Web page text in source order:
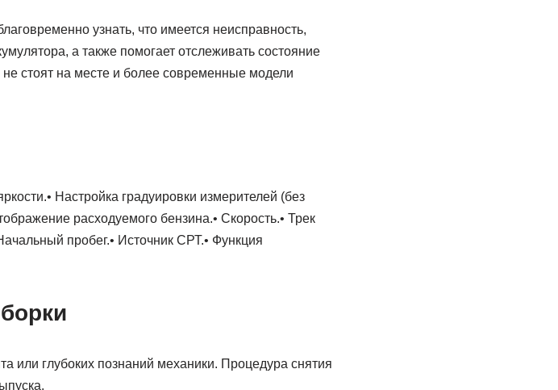
узнать, что имеется неисправность,
а также помогает отслеживать состояние
стоят на месте и более современные модели
Настройка градуировки измерителей (без
расходуемого бензина.• Скорость.• Трек
пробег.• Источник СРТ.• Функция
или глубоких познаний механики. Процедура снятия